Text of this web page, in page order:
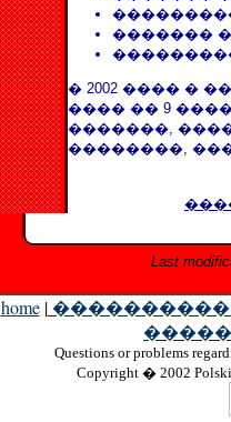
�������
� 2002 ���� �
���� �� 9
�������,
��������,
Last
home|
Questionsor problems
Copyright � 2002